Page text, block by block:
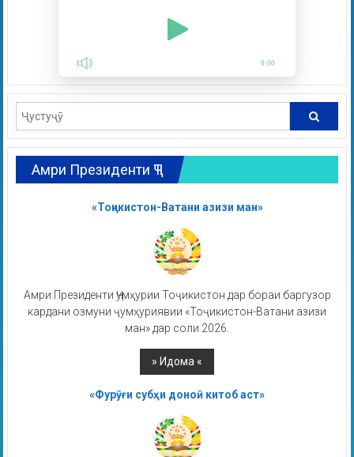
0:00
Амри Президенти ҶТ
«Тоҷикистон-Ватани азизи ман»
Амри Президенти Ҷумҳурии Тоҷикистон дар бораи баргузор
кардани озмуни ҷумҳуриявии «Тоҷикистон-Ватани азизи
ман» дар соли 2026.
«Фурӯғи субҳи доноӣ китоб аст»